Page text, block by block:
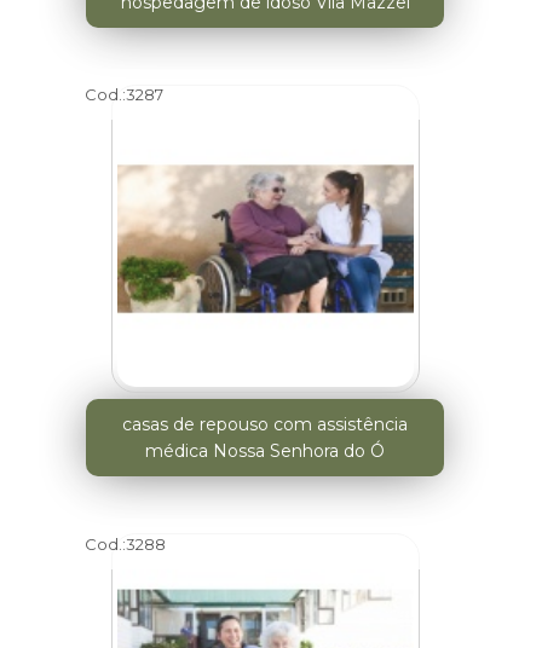
Cod.:3287
casas de repouso com assistência
médica Nossa Senhora do Ó
Cod.:3288